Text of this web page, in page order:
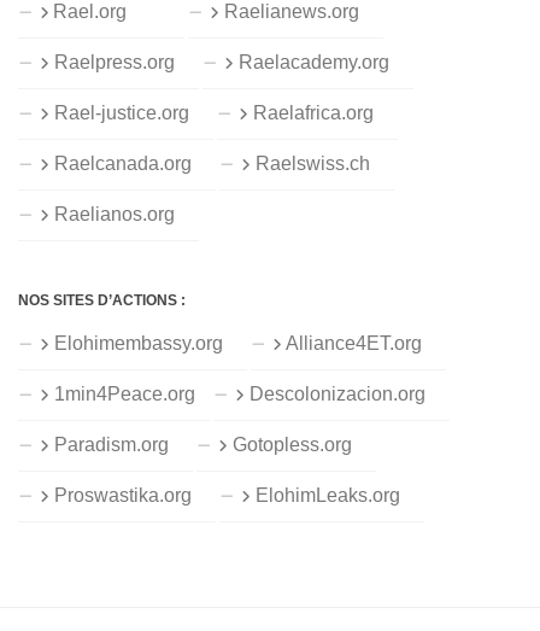
Rael.org Raelianews.org
Raelpress.org Raelacademy.org
Rael-justice.org Raelafrica.org
Raelcanada.org Raelswiss.ch
Raelianos.org
NOS SITES D’ACTIONS :
Elohimembassy.org Alliance4ET.org
1min4Peace.org Descolonizacion.org
Paradism.org Gotopless.org
Proswastika.org ElohimLeaks.org